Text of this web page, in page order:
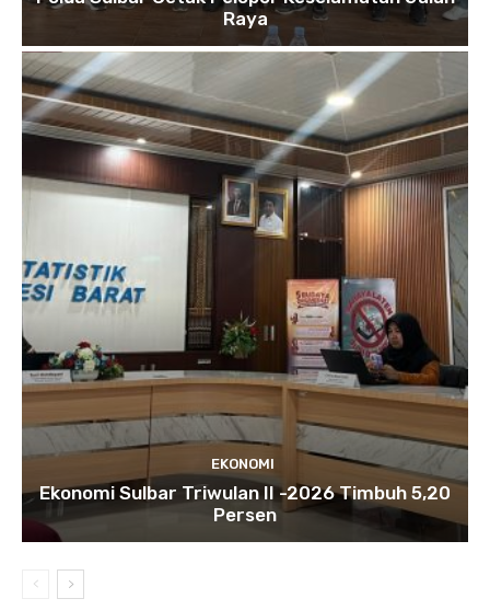
Raya
EKONOMI
Ekonomi Sulbar Triwulan II -2026 Timbuh 5,20
Persen